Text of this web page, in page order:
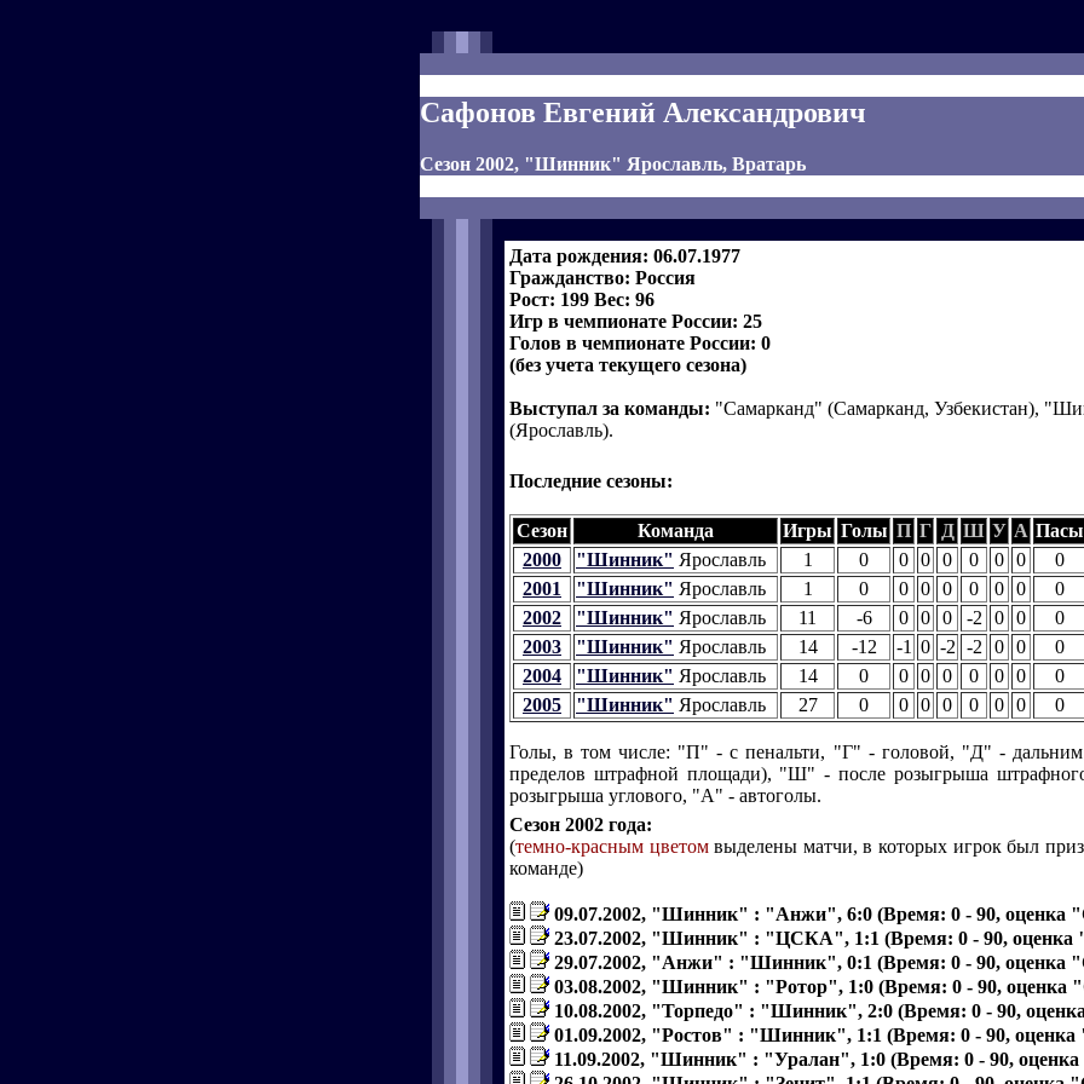
Сафонов Евгений Александрович
Сезон 2002, "Шинник" Ярославль, Вратарь
Дата рождения: 06.07.1977
Гражданство: Россия
Рост: 199 Вес: 96
Игр в чемпионате России: 25
Голов в чемпионате России: 0
(без учета текущего сезона)
Выступал за команды: "Самарканд" (Самарканд, Узбекистан),
(Ярославль).
Последние сезоны:
Сезон Команда Игры Голы П Г Д Ш У А Пасы
2000
"Шинник" Ярославль 1 0 0 0 0 0 0 0 0
2001
"Шинник" Ярославль 1 0 0 0 0 0 0 0 0
2002
"Шинник" Ярославль 11 -6 0 0 0 -2 0 0 0
2003
"Шинник" Ярославль 14 -12 -1 0 -2 -2 0 0 0
2004
"Шинник" Ярославль 14 0 0 0 0 0 0 0 0
2005
"Шинник" Ярославль 27 0 0 0 0 0 0 0 0
Голы, в том числе: "П" - с пенальти, "Г" - головой, "Д" - дальним
пределов штрафной площади), "Ш" - после розыгрыша
розыгрыша углового, "А" - автоголы.
Сезон 2002 года:
(темно-красным цветомвыделены матчи, в которых игрок был
команде)
09.07.2002, "Шинник" : "Анжи", 6:0 (Время: 0 - 90, оценка
23.07.2002, "Шинник" : "ЦСКА", 1:1 (Время: 0 - 90,
29.07.2002, "Анжи" : "Шинник", 0:1 (Время: 0 - 90, оценка
03.08.2002, "Шинник" : "Ротор", 1:0 (Время: 0 - 90, оценка
10.08.2002, "Торпедо" : "Шинник", 2:0 (Время: 0 - 90,
01.09.2002, "Ростов" : "Шинник", 1:1 (Время: 0 - 90,
11.09.2002, "Шинник" : "Уралан", 1:0 (Время: 0 - 90,